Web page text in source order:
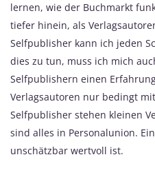
lernen, wie der Buchmarkt
tiefer hinein, als
Selfpublisher kann ich jeden
dies zu tun, muss ich mich
Selfpublishern einen
Verlagsautoren nur bedingt
Selfpublisher stehen kleinen
sind alles in Personalunion.
unschätzbar wertvoll ist.